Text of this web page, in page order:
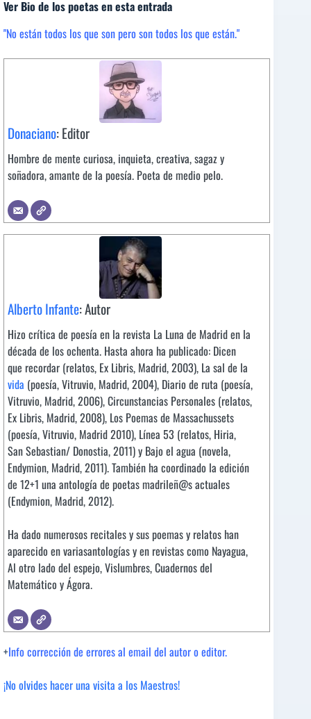
Ver Bio de los poetas en esta entrada
"No están todos los que son pero son todos los que están."
Donaciano: Editor
Hombre de mente curiosa, inquieta, creativa, sagaz y
soñadora, amante de la poesía. Poeta de medio pelo.
Alberto Infante: Autor
Hizo crítica de poesía en la revista La Luna de Madrid en la
década de los ochenta. Hasta ahora ha publicado: Dicen
que recordar (relatos, Ex Libris, Madrid, 2003), La sal de la
vida (poesía, Vitruvio, Madrid, 2004), Diario de ruta (poesía,
Vitruvio, Madrid, 2006), Circunstancias Personales (relatos,
Ex Libris, Madrid, 2008), Los Poemas de Massachussets
(poesía, Vitruvio, Madrid 2010), Línea 53 (relatos, Hiria,
San Sebastian/ Donostia, 2011) y Bajo el agua (novela,
Endymion, Madrid, 2011). También ha coordinado la edición
de 12+1 una antología de poetas madrileñ@s actuales
(Endymion, Madrid, 2012).
Ha dado numerosos recitales y sus poemas y relatos han
aparecido en variasantologías y en revistas como Nayagua,
Al otro lado del espejo, Vislumbres, Cuadernos del
Matemático y Ágora.
+Info corrección de errores al email del autor o editor.
¡No olvides hacer una visita a los Maestros!